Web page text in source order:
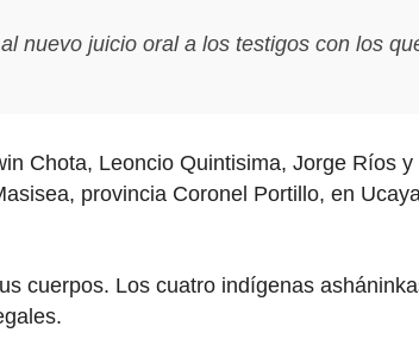
nuevo juicio oral a los testigos con los
Chota, Leoncio Quintisima, Jorge Ríos
provincia Coronel Portillo, en
cuerpos. Los cuatro indígenas